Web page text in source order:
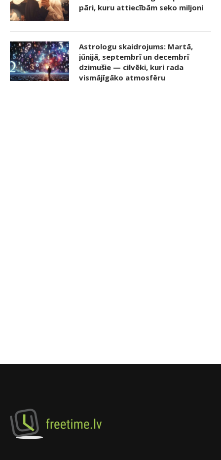
pāri, kuru attiecībām seko miljoni
Astrologu skaidrojums: Martā,
jūnijā, septembrī un decembrī
dzimušie — cilvēki, kuri rada
vismājīgāko atmosfēru